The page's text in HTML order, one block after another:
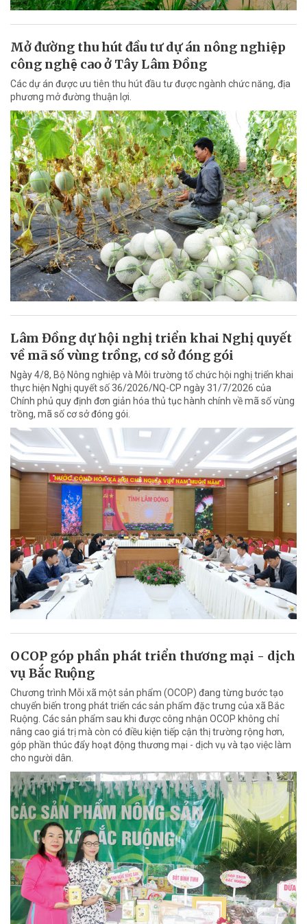
Mở đường thu hút đầu tư dự án nông nghiệp
công nghệ cao ở Tây Lâm Ðồng
Các dự án được ưu tiên thu hút đầu tư được ngành chức năng, địa
phương mở đường thuận lợi.
Lâm Đồng dự hội nghị triển khai Nghị quyết
về mã số vùng trồng, cơ sở đóng gói
Ngày 4/8, Bộ Nông nghiệp và Môi trường tổ chức hội nghị triển khai
thực hiện Nghị quyết số 36/2026/NQ-CP ngày 31/7/2026 của
Chính phủ quy định đơn giản hóa thủ tục hành chính về mã số vùng
trồng, mã số cơ sở đóng gói.
OCOP góp phần phát triển thương mại - dịch
vụ Bắc Ruộng
Chương trình Mỗi xã một sản phẩm (OCOP) đang từng bước tạo
chuyển biến trong phát triển các sản phẩm đặc trưng của xã Bắc
Ruộng. Các sản phẩm sau khi được công nhận OCOP không chỉ
nâng cao giá trị mà còn có điều kiện tiếp cận thị trường rộng hơn,
góp phần thúc đẩy hoạt động thương mại - dịch vụ và tạo việc làm
cho người dân.